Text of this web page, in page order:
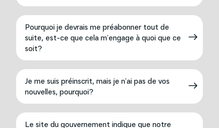
Pourquoi je devrais me préabonner tout de
suite, est-ce que cela m’engage à quoi que ce
soit?
Je me suis préinscrit, mais je n’ai pas de vos
nouvelles, pourquoi?
Le site du gouvernement indique que notre